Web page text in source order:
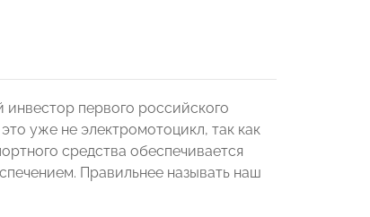
первого российского
уже не электромотоцикл, так как
средства обеспечивается
Правильнее называть наш